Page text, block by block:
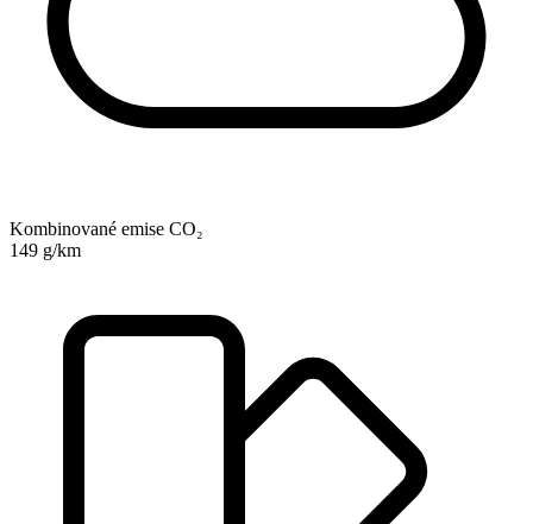
Kombinované emise CO₂
149 g/km